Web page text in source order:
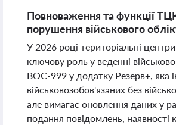
Повноваження та функції
порушення військового
У 2026 році територіальні
ключову роль у веденні
ВОС-999 у додатку Резерв+, яка
військовозобов'язаних без
але вимагає оновлення даних у
подання повідомлень, наявності